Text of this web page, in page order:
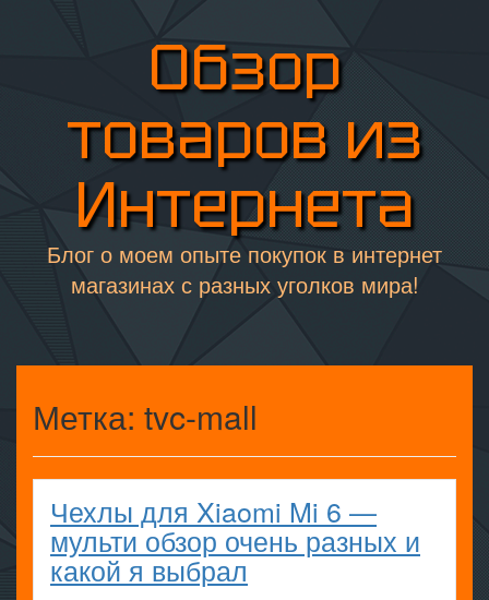
Обзор
товаров из
Интернета
Блог о моем опыте покупок в интернет
магазинах с разных уголков мира!
Метка: tvc-mall
Чехлы для Xiaomi Mi 6 —
мульти обзор очень разных и
какой я выбрал